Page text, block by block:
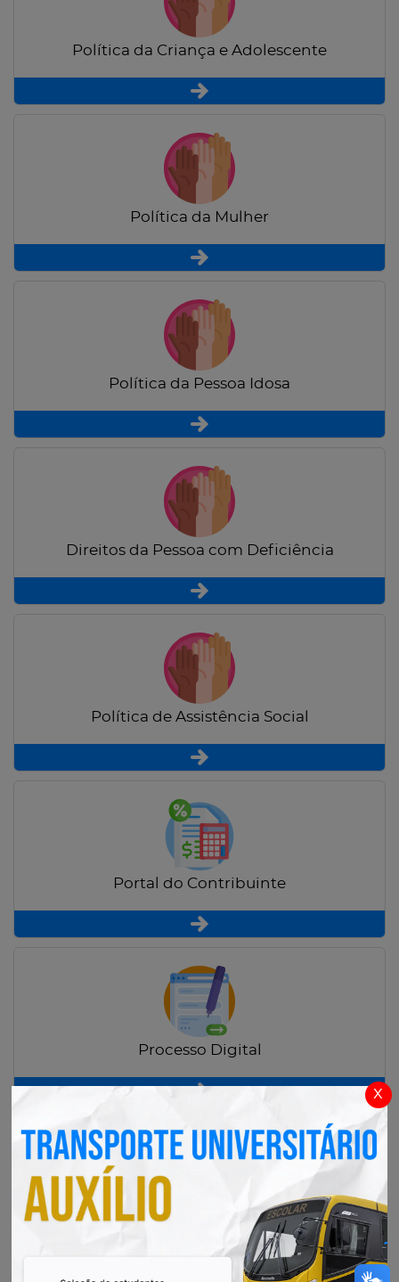
x
Política da Criança e Adolescente
Política da Mulher
Política da Pessoa Idosa
Direitos da Pessoa com Deficiência
Política de Assistência Social
Portal do Contribuinte
Processo Digital
Radar Transparência Pública